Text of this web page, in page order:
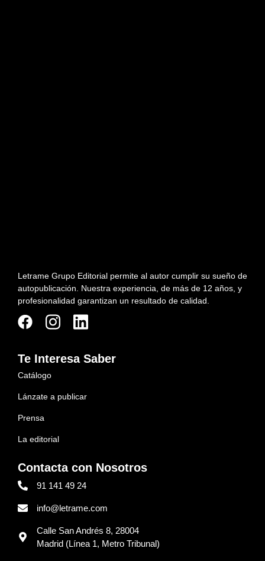
Letrame Grupo Editorial permite al autor cumplir su sueño de
autopublicación. Nuestra experiencia, de más de 12 años, y
profesionalidad garantizan un resultado de calidad.
Te Interesa Saber
Catálogo
Lánzate a publicar
Prensa
La editorial
Contacta con Nosotros
91 141 49 24
info@letrame.com
Calle San Andrés 8, 28004
Madrid (Línea 1, Metro Tribunal)